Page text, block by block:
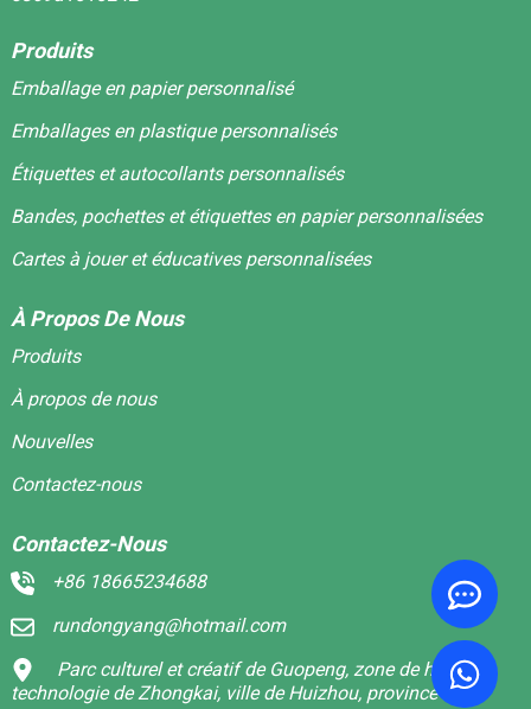
Produits
Emballage en papier personnalisé
Emballages en plastique personnalisés
Étiquettes et autocollants personnalisés
Bandes, pochettes et étiquettes en papier personnalisées
Cartes à jouer et éducatives personnalisées
À Propos De Nous
Produits
À propos de nous
Nouvelles
Contactez-nous
Contactez-Nous
+86 18665234688
rundongyang@hotmail.com
Parc culturel et créatif de Guopeng, zone de haute
technologie de Zhongkai, ville de Huizhou, province du